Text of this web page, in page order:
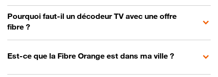
Pourquoi faut-il un décodeur TV avec une offre
fibre ?
Est-ce que la Fibre Orange est dans ma ville ?